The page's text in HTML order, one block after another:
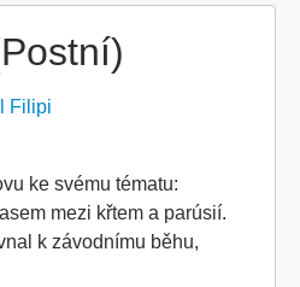
Filipi
ke svému tématu:
mezi křtem a parúsií.
k závodnímu běhu,